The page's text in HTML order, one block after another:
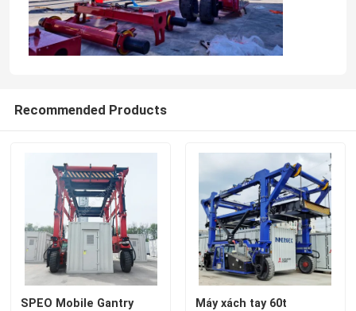
Recommended Products
SPEO Mobile Gantry
Máy xách tay 60t